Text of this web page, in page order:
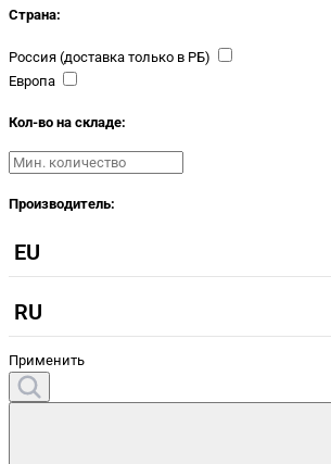
Страна:
Россия (доставка только в РБ)
Европа
Кол-во на складе:
Производитель:
EU
RU
Применить